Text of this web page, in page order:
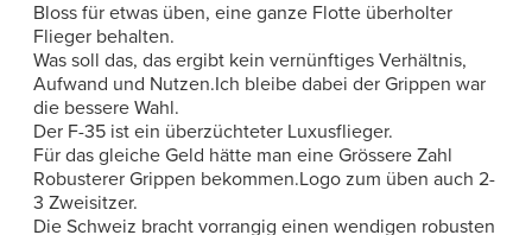
Bloss für etwas üben, eine ganze Flotte überholter
Flieger behalten.
Was soll das, das ergibt kein vernünftiges Verhältnis,
Aufwand und Nutzen.Ich bleibe dabei der Grippen war
die bessere Wahl.
Der F-35 ist ein überzüchteter Luxusflieger.
Für das gleiche Geld hätte man eine Grössere Zahl
Robusterer Grippen bekommen.Logo zum üben auch 2-
3 Zweisitzer.
Die Schweiz bracht vorrangig einen wendigen robusten